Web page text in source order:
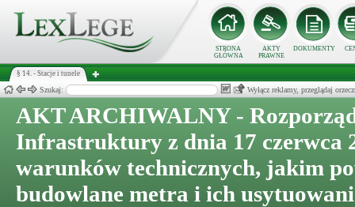
STRONA
GŁÓWNA
AKTY
PRAWNE
DOKUMENTY
§ 14. - Stacje i tunele
Szukaj: Wyłącz reklamy, przeglądaj
AKT ARCHIWALNY -
Infrastruktury z dnia 17 czerwca
warunków technicznych, jakim
budowlane metra i ich